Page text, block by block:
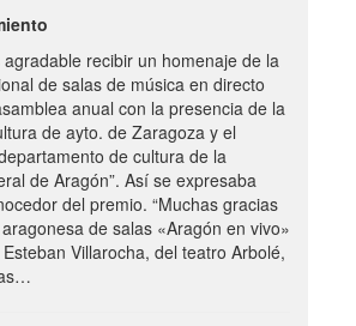
recibir un homenaje de la
de salas de música en directo
anual con la presencia de la
de ayto. de Zaragoza y el
de cultura de la
de Aragón”. Así se expresaba
del premio. “Muchas gracias
de salas «Aragón en vivo»
Villarocha, del teatro Arbolé,